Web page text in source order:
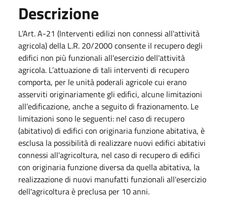
Descrizione
L’Art. A-21 (Interventi edilizi non connessi all'attività
agricola) della L.R. 20/2000 consente il recupero degli
edifici non più funzionali all'esercizio dell'attività
agricola. L’attuazione di tali interventi di recupero
comporta, per le unità poderali agricole cui erano
asserviti originariamente gli edifici, alcune limitazioni
all’edificazione, anche a seguito di frazionamento. Le
limitazioni sono le seguenti: nel caso di recupero
(abitativo) di edifici con originaria funzione abitativa, è
esclusa la possibilità di realizzare nuovi edifici abitativi
connessi all'agricoltura, nel caso di recupero di edifici
con originaria funzione diversa da quella abitativa, la
realizzazione di nuovi manufatti funzionali all'esercizio
dell'agricoltura è preclusa per 10 anni.